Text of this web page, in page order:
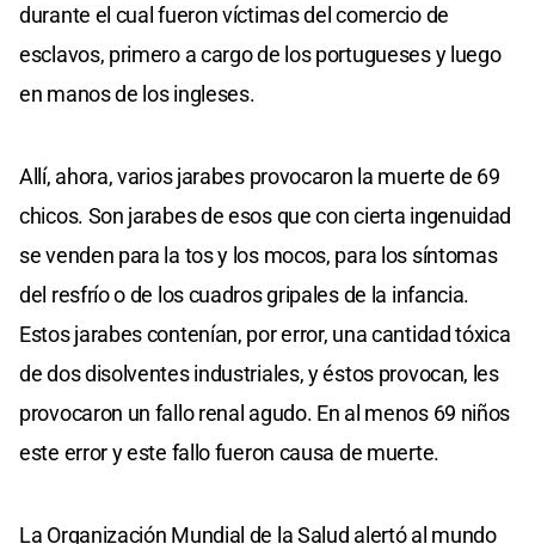
durante el cual fueron víctimas del comercio de
esclavos, primero a cargo de los portugueses y luego
en manos de los ingleses.
Allí, ahora, varios jarabes provocaron la muerte de 69
chicos. Son jarabes de esos que con cierta ingenuidad
se venden para la tos y los mocos, para los síntomas
del resfrío o de los cuadros gripales de la infancia.
Estos jarabes contenían, por error, una cantidad tóxica
de dos disolventes industriales, y éstos provocan, les
provocaron un fallo renal agudo. En al menos 69 niños
este error y este fallo fueron causa de muerte.
La Organización Mundial de la Salud alertó al mundo